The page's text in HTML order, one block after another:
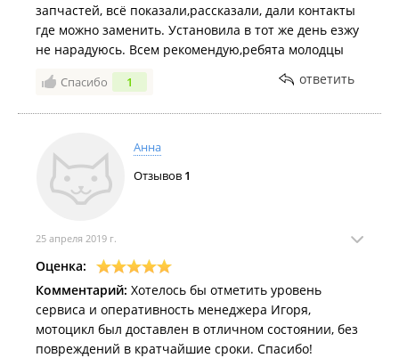
запчастей, всё показали,рассказали, дали контакты
где можно заменить. Установила в тот же день езжу
не нарадуюсь. Всем рекомендую,ребята молодцы
Спасибо 1 ответить
Анна
Отзывов 1
25 апреля 2019 г.
Оценка:
Комментарий: Хотелось бы отметить уровень
сервиса и оперативность менеджера Игоря,
мотоцикл был доставлен в отличном состоянии, без
повреждений в кратчайшие сроки. Спасибо!